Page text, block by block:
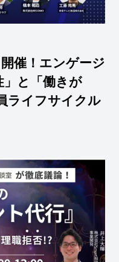
開催！エンゲージ
」と「働きが
ライフサイクル